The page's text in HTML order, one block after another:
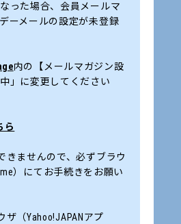
った場合、会員メールマ
ーメールの設定が未登録
内の【メールマガジン設
」に変更してください
ら
きませんので、必ずブラウ
）にてお手続きをお願い
（Yahoo!JAPANアプ